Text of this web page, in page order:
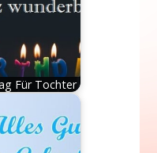
Für Tochter